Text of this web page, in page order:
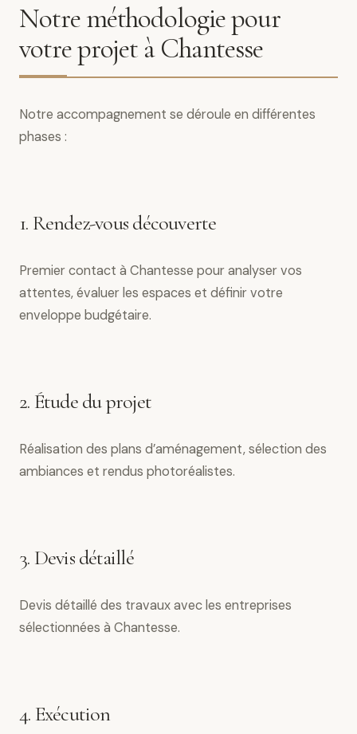
Notre méthodologie pour
votre projet à Chantesse
Notre accompagnement se déroule en différentes
phases :
1. Rendez-vous découverte
Premier contact à Chantesse pour analyser vos
attentes, évaluer les espaces et définir votre
enveloppe budgétaire.
2. Étude du projet
Réalisation des plans d’aménagement, sélection des
ambiances et rendus photoréalistes.
3. Devis détaillé
Devis détaillé des travaux avec les entreprises
sélectionnées à Chantesse.
4. Exécution